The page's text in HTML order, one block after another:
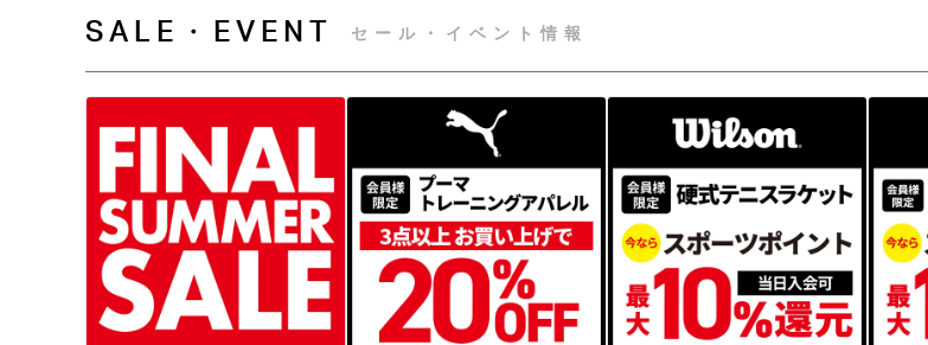
SALE・EVENT セール・イベント情報